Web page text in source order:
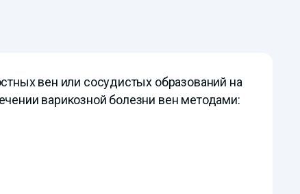
вен или сосудистых образований на
варикозной болезни вен методами: